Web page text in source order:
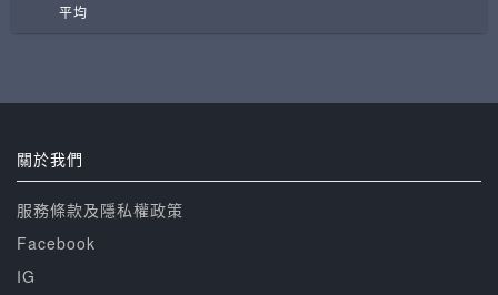
平均
關於我們
服務條款及隱私權政策
Facebook
IG